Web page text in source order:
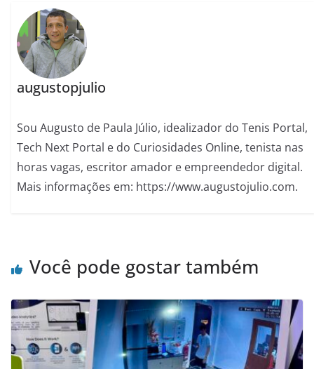
augustopjulio
Sou Augusto de Paula Júlio, idealizador do Tenis Portal,
Tech Next Portal e do Curiosidades Online, tenista nas
horas vagas, escritor amador e empreendedor digital.
Mais informações em: https://www.augustojulio.com.
Você pode gostar também